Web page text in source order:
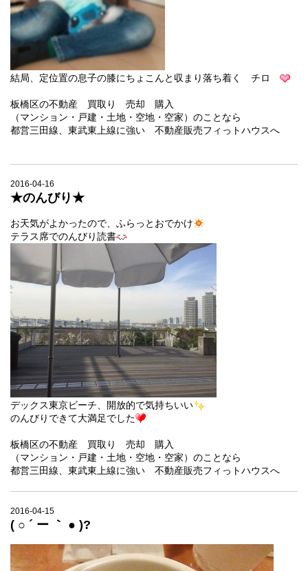
結局、定位置の息子の膝にちょこんと収まり落ち着く チロ
板橋区の不動産 買取り 売却 購入
（マンション・戸建・土地・空地・空家）のことなら
都営三田線、東武東上線に強い 不動産販売フィっトハウスへ
2016-04-16
★のんびり★
お天気がよかったので、ふらっとおでかけ
テラス席でのんびり読書
デックス東京ビーチ、開放的で気持ちいい
のんびりできて大満足でした
板橋区の不動産 買取り 売却 購入
（マンション・戸建・土地・空地・空家）のことなら
都営三田線、東武東上線に強い 不動産販売フィっトハウスへ
2016-04-15
( ○ ´ ー ｀ ● )?